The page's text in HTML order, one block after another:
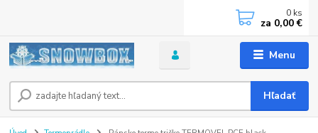
Menu
Hľadať
0 ks
za 0,00 €